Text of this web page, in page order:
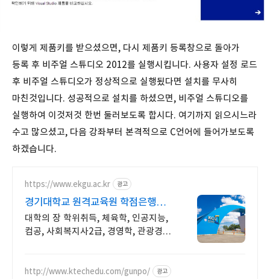
이렇게 제품키를 받으셨으면, 다시 제품키 등록창으로 돌아가
등록 후 비주얼 스튜디오 2012를 실행시킵니다. 사용자 설정 로드
후 비주얼 스튜디오가 정상적으로 실행됬다면 설치를 무사히
마친것입니다. 성공적으로 설치를 하셨으면, 비주얼 스튜디오를
실행하여 이것저것 한번 둘러보도록 합시다. 여기까지 읽으시느라
수고 많으셨고, 다음 강좌부터 본격적으로 C언어에 들어가보도록
하겠습니다.
https://www.ekgu.ac.kr 광고
경기대학교 원격교육원 학점은행제
100%온라인수업
대학의 장 학위취득, 체육학, 인공지능,
컴공, 사회복지사2급, 경영학, 관광경영
http://www.ktechedu.com/gunpo/ 광고